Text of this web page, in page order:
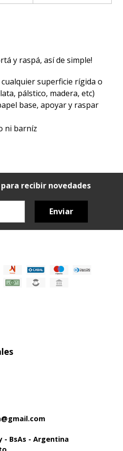
y raspá, así de simple!
superficie rígida o
pálstico, madera, etc)
base, apoyar y raspar
ni barníz
recibir novedades
Enviar
- BsAs - Argentina